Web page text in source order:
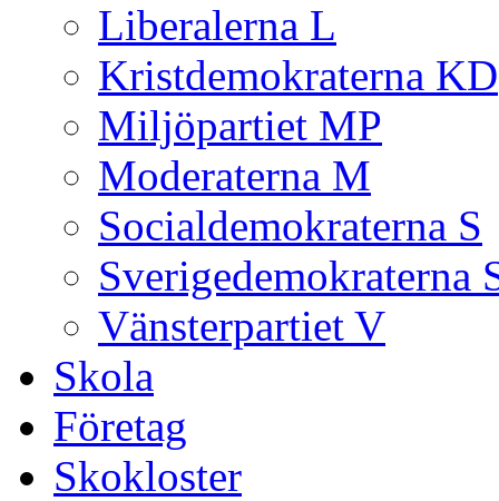
Liberalerna L
Kristdemokraterna KD
Miljöpartiet MP
Moderaterna M
Socialdemokraterna S
Sverigedemokraterna
Vänsterpartiet V
Skola
Företag
Skokloster